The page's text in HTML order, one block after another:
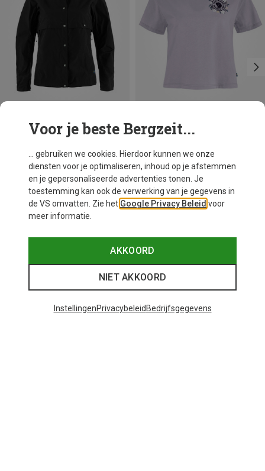
Je bespaart 17% Je bespaart 28%
Voor je beste Bergzeit...
... gebruiken we cookies. Hierdoor kunnen we onze
diensten voor je optimaliseren, inhoud op je afstemmen
en je gepersonaliseerde advertenties tonen. Je
toestemming kan ook de verwerking van je gegevens in
de VS omvatten. Zie het Google Privacy Beleid voor
meer informatie.
AKKOORD
NIET AKKOORD
InstellingenPrivacybeleid Bedrijfsgegevens